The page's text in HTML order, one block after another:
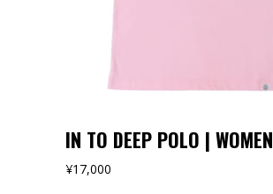
IN TO DEEP POLO | WOMEN
¥17,000